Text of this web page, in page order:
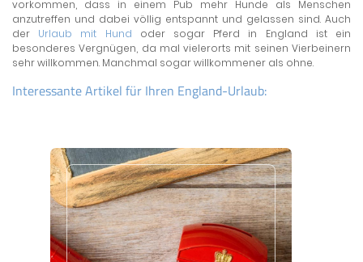
vorkommen, dass in einem Pub mehr Hunde als Menschen
anzutreffen und dabei völlig entspannt und gelassen sind. Auch
der Urlaub mit Hund oder sogar Pferd in England ist ein
besonderes Vergnügen, da mal vielerorts mit seinen Vierbeinern
sehr willkommen. Manchmal sogar willkommener als ohne.
Interessante Artikel für Ihren England-Urlaub: